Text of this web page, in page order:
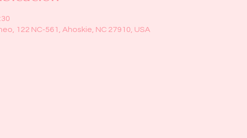
122 NC-561, Ahoskie, NC 27910, USA